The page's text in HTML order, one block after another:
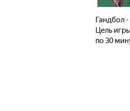
Гандбол
Цель
по 30